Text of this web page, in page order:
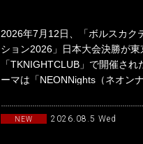
2026年7月12日、「ボルスカク
ション2026」日本大会決勝が東
「TKNIGHTCLUB」で開催され
ーマは「NEONNights（ネオン
NEW 2026.08.5 Wed